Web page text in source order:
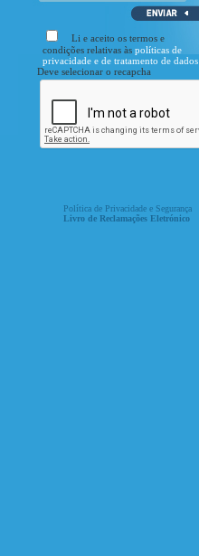
Li e aceito os termos e
condições relativas às políticas de
privacidade e de tratamento de dados
Deve selecionar o recapcha
Política de Privacidade e Segurança
Livro de Reclamações Eletrónico